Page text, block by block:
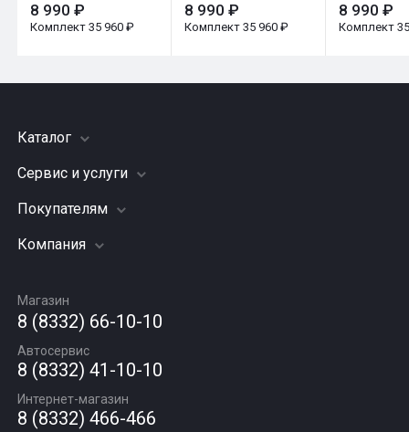
8 990 ₽
Комплект 35 960 ₽
8 990 ₽
Комплект 35 960 ₽
8 990 ₽
Комплект
Каталог
Шины
Грузовые шины
Диски
Автомасла
Сервис и услуги
Заправка кондиционера
Подвеска (ходовая часть)
Шиномонтаж
Покупателям
Акции
Гарантии и возврат
Компания
Вакансии
Новости
Статьи
Контакты
Магазин
8 (8332) 66-10-10
Автосервис
8 (8332) 41-10-10
Интернет-магазин
8 (8332) 466-466